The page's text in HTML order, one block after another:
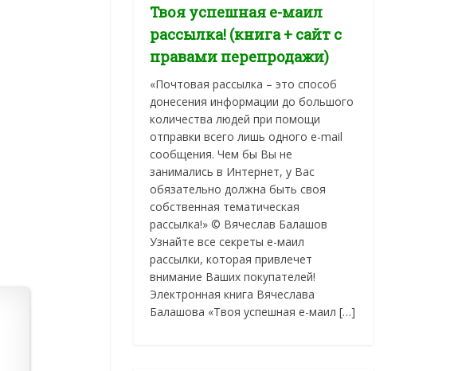
Твоя успешная е-маил
рассылка! (книга + сайт с
правами перепродажи)
«Почтовая рассылка – это способ
донесения информации до большого
количества людей при помощи
отправки всего лишь одного e-mail
сообщения. Чем бы Вы не
занимались в Интернет, у Вас
обязательно должна быть своя
собственная тематическая
рассылка!» © Вячеслав Балашов
Узнайте все секреты е-маил
рассылки, которая привлечет
внимание Ваших покупателей!
Электронная книга Вячеслава
Балашова «Твоя успешная е-маил […]